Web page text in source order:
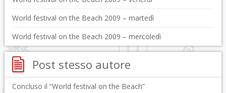
World festival on the Beach 2009 – martedì
World festival on the Beach 2009 – mercoledì
Post stesso autore
Concluso il “World festival on the Beach”